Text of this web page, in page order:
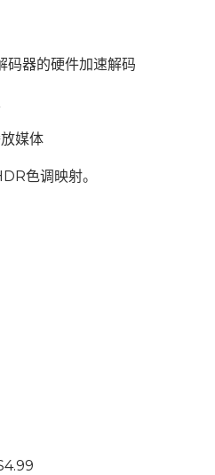
码器的硬件加速解码
媒体
色调映射。